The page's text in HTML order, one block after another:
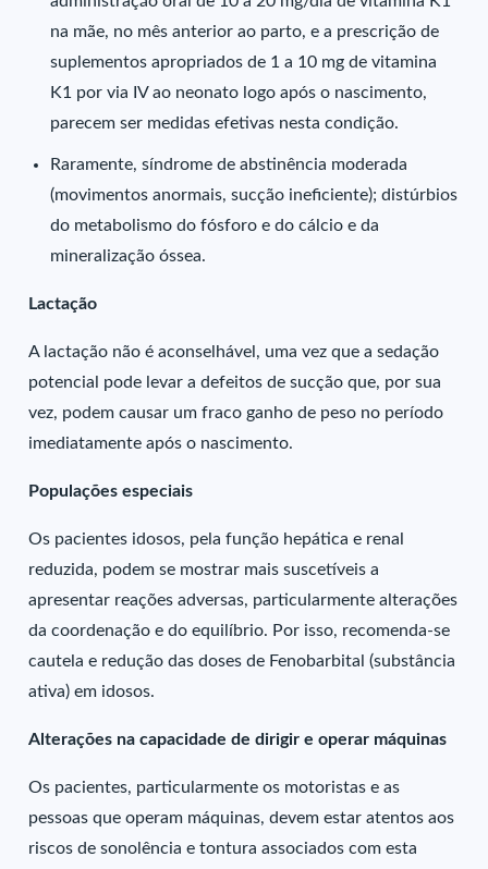
na mãe, no mês anterior ao parto, e a prescrição de
suplementos apropriados de 1 a 10 mg de vitamina
K1 por via IV ao neonato logo após o nascimento,
parecem ser medidas efetivas nesta condição.
Raramente, síndrome de abstinência moderada
(movimentos anormais, sucção ineficiente); distúrbios
do metabolismo do fósforo e do cálcio e da
mineralização óssea.
Lactação
A lactação não é aconselhável, uma vez que a sedação
potencial pode levar a defeitos de sucção que, por sua
vez, podem causar um fraco ganho de peso no período
imediatamente após o nascimento.
Populações especiais
Os pacientes idosos, pela função hepática e renal
reduzida, podem se mostrar mais suscetíveis a
apresentar reações adversas, particularmente alterações
da coordenação e do equilíbrio. Por isso, recomenda-se
cautela e redução das doses de Fenobarbital (substância
ativa) em idosos.
Alterações na capacidade de dirigir e operar máquinas
Os pacientes, particularmente os motoristas e as
pessoas que operam máquinas, devem estar atentos aos
riscos de sonolência e tontura associados com esta